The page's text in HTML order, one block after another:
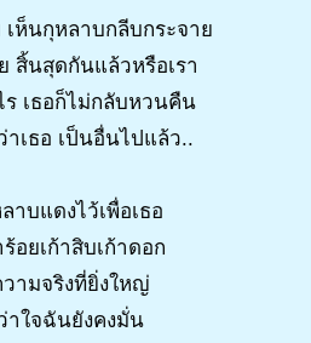
เห็นกุหลาบกลีบกระจาย
สิ้นสุดกันแล้วหรือเรา
ร เธอก็ไม่กลับหวนคืน
เธอ เป็นอื่นไปแล้ว..
าบแดงไว้เพื่อเธอ
ร้อยเก้าสิบเก้าดอก
ามจริงที่ยิ่งใหญ่
าใจฉันยังคงมั่น